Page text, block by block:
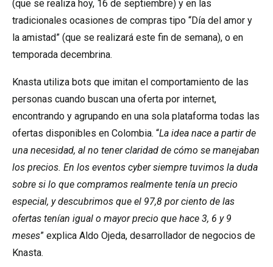
(que se realiza hoy, 16 de septiembre) y en las
tradicionales ocasiones de compras tipo “Día del amor y
la amistad” (que se realizará este fin de semana), o en
temporada decembrina.
Knasta utiliza bots que imitan el comportamiento de las
personas cuando buscan una oferta por internet,
encontrando y agrupando en una sola plataforma todas las
ofertas disponibles en Colombia. “La idea nace a partir de
una necesidad, al no tener claridad de cómo se manejaban
los precios. En los eventos cyber siempre tuvimos la duda
sobre si lo que compramos realmente tenía un precio
especial, y descubrimos que el 97,8 por ciento de las
ofertas tenían igual o mayor precio que hace 3, 6 y 9
meses” explica Aldo Ojeda, desarrollador de negocios de
Knasta.